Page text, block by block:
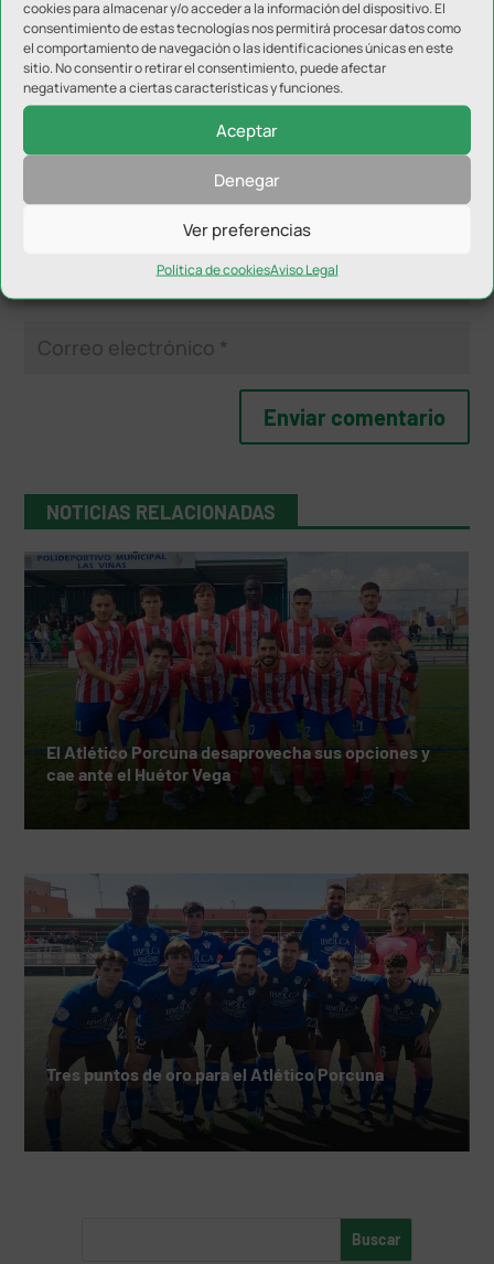
cookies para almacenar y/o acceder a la información del dispositivo. El
consentimiento de estas tecnologías nos permitirá procesar datos como
el comportamiento de navegación o las identificaciones únicas en este
sitio. No consentir o retirar el consentimiento, puede afectar
negativamente a ciertas características y funciones.
Aceptar
Denegar
Ver preferencias
Política de cookiesAviso Legal
campos obligatorios están marcados con*
NOTICIAS RELACIONADAS
El Atlético Porcuna desaprovecha sus opciones y
cae ante el Huétor Vega
Tres puntos de oro para el Atlético Porcuna